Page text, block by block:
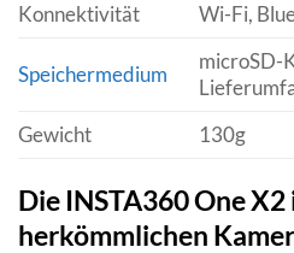
Konnektivität
Wi-Fi,
Speichermedium
microSD-
Gewicht
130g
Die INSTA360 One
herkömmlichen